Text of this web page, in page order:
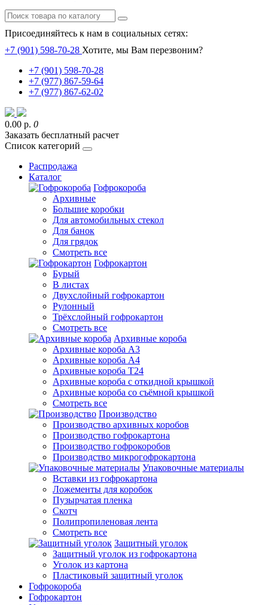
Присоединяйтесь к нам в социальных сетях:
+7 (901) 598-70-28 Хотите, мы Вам перезвоним?
+7 (901) 598-70-28
+7 (977) 867-59-64
+7 (977) 867-62-02
0.00 р. 0
Заказать бесплатный расчет
Список категорий
Распродажа
Каталог
Гофрокороба
Архивные
Большие коробки
Для автомобильных стекол
Для банок
Для грядок
Смотреть все
Гофрокартон
Бурый
В листах
Двухслойный гофрокартон
Рулонный
Трёхслойный гофрокартон
Смотреть все
Архивные короба
Архивные короба А3
Архивные короба А4
Архивные короба Т24
Архивные короба с откидной крышкой
Архивные короба со съёмной крышкой
Смотреть все
Производство
Производство архивных коробов
Производство гофрокартона
Производство гофрокоробов
Производство микрогофрокартона
Упаковочные материалы
Вставки из гофрокартона
Ложементы для коробок
Пузырчатая пленка
Скотч
Полипропиленовая лента
Смотреть все
Защитный уголок
Защитный уголок из гофрокартона
Уголок из картона
Пластиковый защитный уголок
Гофрокороба
Гофрокартон